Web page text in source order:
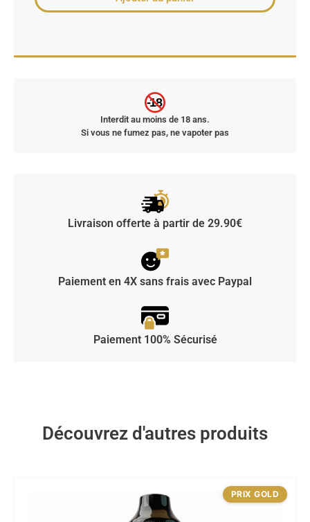
-18
Interdit au moins de 18 ans.
Si vous ne fumez pas, ne vapoter pas
Livraison offerte à partir de 29.90€
Paiement en 4X sans frais avec Paypal
Paiement 100% Sécurisé
Découvrez d'autres produits
PRIX GOLD